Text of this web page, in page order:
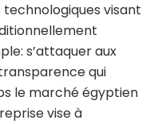
technologiques visant
s’attaquer aux
qui
le marché égyptien
vise à